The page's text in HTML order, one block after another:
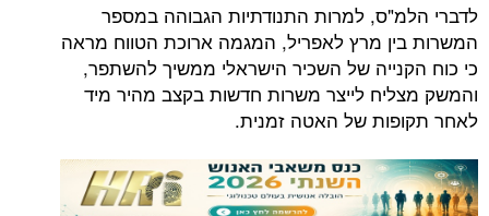
לדברי הלמ"ס, למרות התנודתיות הגבוהה במספר
המשרות בין מרץ לאפריל, המגמה ארוכת הטווח מראה
כי כוח הקנייה של השכיר הישראלי ממשיך להשתפר,
והמשק מצליח לייצר משרות חדשות בקצב מהיר מיד
לאחר תקופות של האטה זמנית.